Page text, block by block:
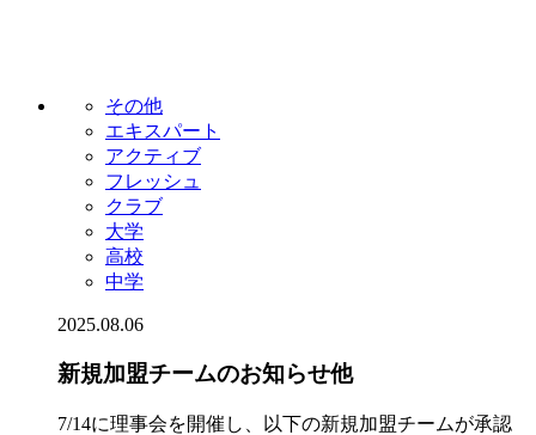
その他
エキスパート
アクティブ
フレッシュ
クラブ
大学
高校
中学
2025.08.06
新規加盟チームのお知らせ他
7/14に理事会を開催し、以下の新規加盟チームが承認